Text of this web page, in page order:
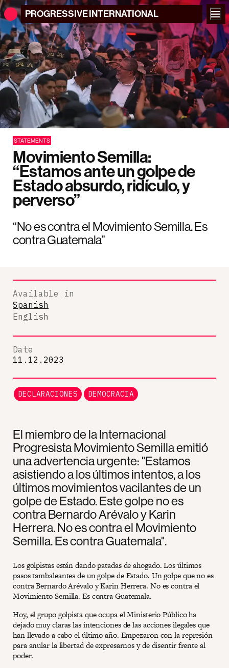
PROGRESSIVEINTERNATIONAL
STATEMENTS
Movimiento Semilla:
“Estamos ante un golpe de
Estado absurdo, ridículo, y
perverso”
“No es contra el Movimiento Semilla. Es
contra Guatemala”
El miembro de la Internacional
Progresista Movimiento Semilla emitió
una advertencia urgente: "Estamos
asistiendo a los últimos intentos, a los
últimos movimientos vacilantes de un
golpe de Estado. Este golpe no es
contra Bernardo Arévalo y Karin
Herrera. No es contra el Movimiento
Semilla. Es contra Guatemala".
Los golpistas están dando patadas de ahogado. Los últimos
pasos tambaleantes de un golpe de Estado. Un golpe que no es
contra Bernardo Arévalo y Karin Herrera. No es contra el
Movimiento Semilla. Es contra Guatemala.
Hoy, el grupo golpista que ocupa el Ministerio Público ha
dejado muy claras las intenciones de las acciones ilegales que
han llevado a cabo el último año. Empezaron con la represión
para anular la libertad de expresarnos y de disentir frente al
poder.
Available in
Spanish
English
Date
11.12.2023
DECLARACIONES DEMOCRACIA